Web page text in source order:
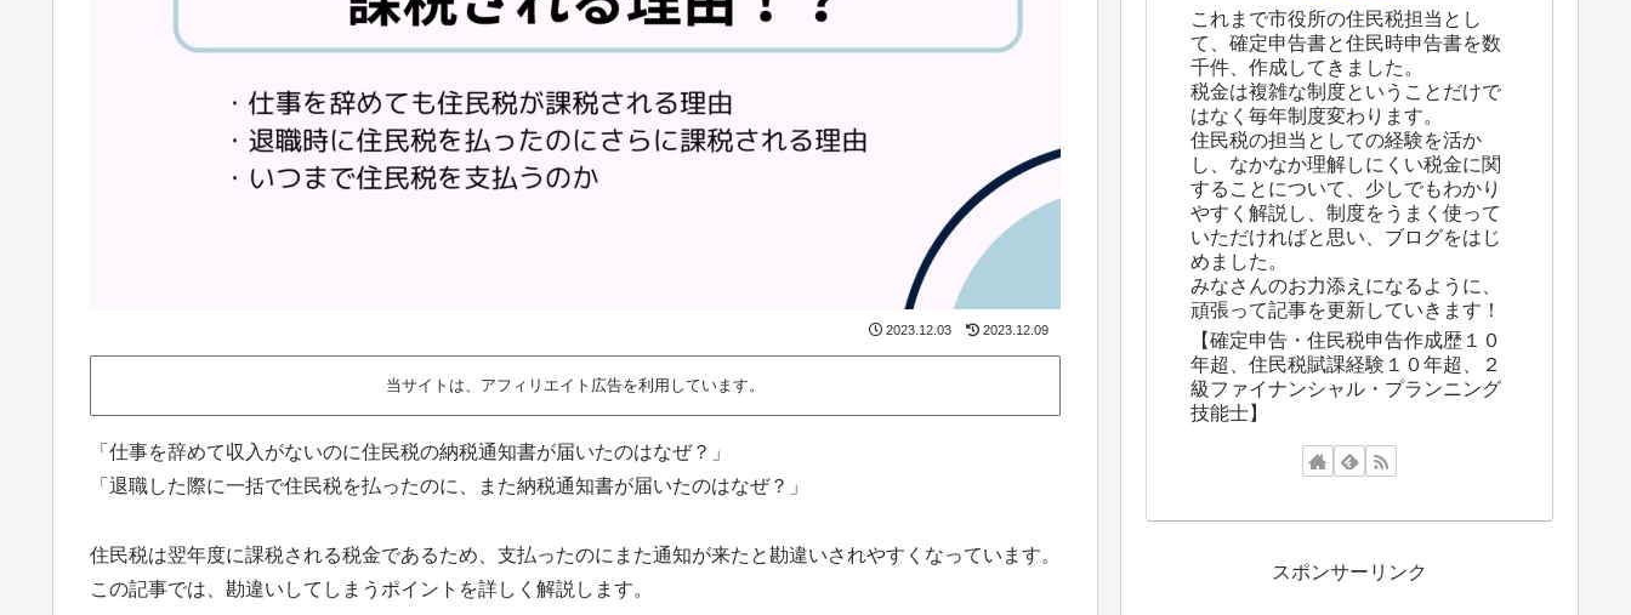
2023.12.03 2023.12.09
当サイトは、アフィリエイト広告を利用しています。
「仕事を辞めて収入がないのに住民税の納税通知書が届いたのはなぜ？」
「退職した際に一括で住民税を払ったのに、また納税通知書が届いたのはなぜ？」
住民税は翌年度に課税される税金であるため、支払ったのにまた通知が来たと勘違いされやすくなっています。
この記事では、勘違いしてしまうポイントを詳しく解説します。
これまで市役所の住民税担当とし
て、確定申告書と住民時申告書を数
千件、作成してきました。
税金は複雑な制度ということだけで
はなく毎年制度変わります。
住民税の担当としての経験を活か
し、なかなか理解しにくい税金に関
することについて、少しでもわかり
やすく解説し、制度をうまく使って
いただければと思い、ブログをはじ
めました。
みなさんのお力添えになるように、
頑張って記事を更新していきます！
【確定申告・住民税申告作成歴１０
年超、住民税賦課経験１０年超、２
級ファイナンシャル・プランニング
技能士】
スポンサーリンク